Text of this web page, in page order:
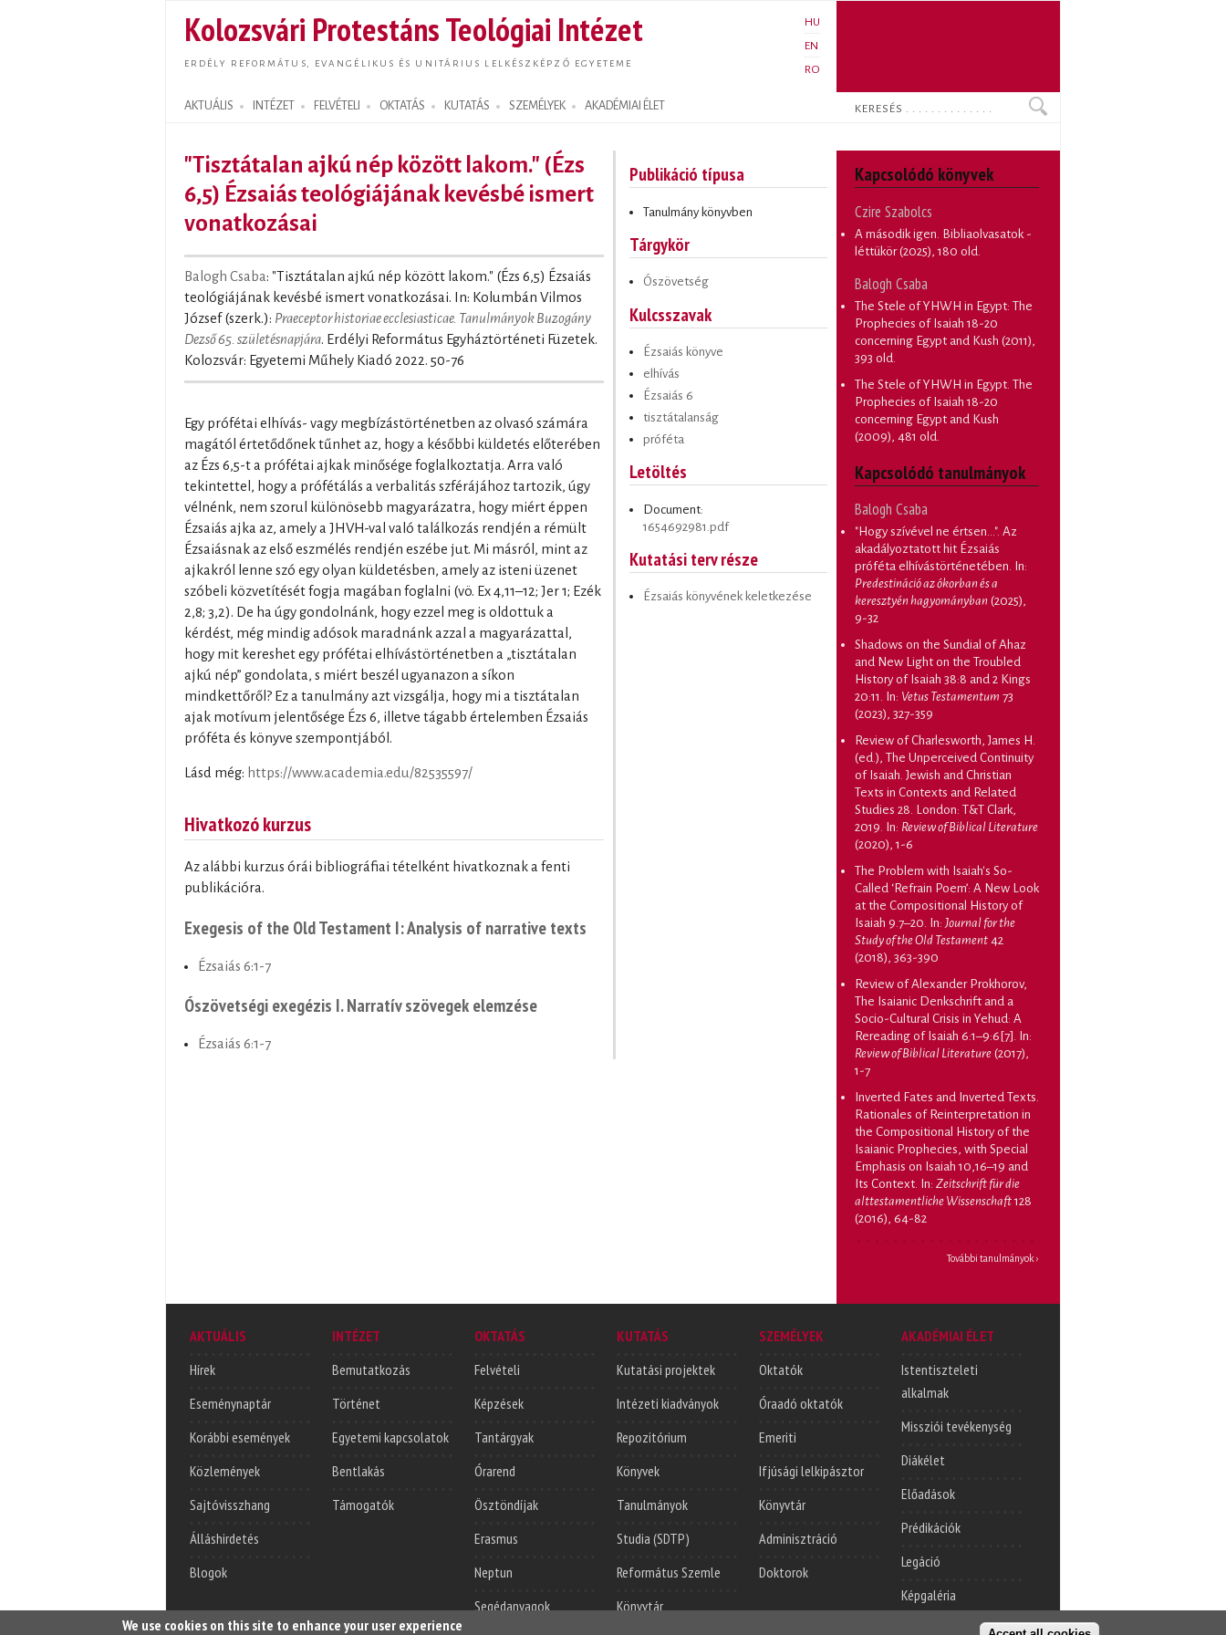
tartalomra
Kolozsvári Protestáns Teológiai Intézet
ERDÉLY REFORMÁTUS, EVANGÉLIKUS ÉS UNITÁRIUS LELKÉSZKÉPZŐ EGYETEME
HU
EN
RO
AKTUÁLIS INTÉZET FELVÉTELI OKTATÁS KUTATÁS SZEMÉLYEK AKADÉMIAI ÉLET
Search form
Keresés
"Tisztátalan ajkú nép között lakom." (Ézs
6,5) Ézsaiás teológiájának kevésbé ismert
vonatkozásai
Balogh Csaba: "Tisztátalan ajkú nép között lakom." (Ézs 6,5) Ézsaiás
teológiájának kevésbé ismert vonatkozásai. In: Kolumbán Vilmos
József (szerk.): Praeceptor historiae ecclesiasticae. Tanulmányok Buzogány
Dezső 65. születésnapjára. Erdélyi Református Egyháztörténeti Füzetek.
Kolozsvár: Egyetemi Műhely Kiadó 2022. 50-76
Egy prófétai elhívás- vagy megbízástörténetben az olvasó számára
magától értetődőnek tűnhet az, hogy a későbbi küldetés előterében
az Ézs 6,5-t a prófétai ajkak minősége foglalkoztatja. Arra való
tekintettel, hogy a prófétálás a verbalitás szférájához tartozik, úgy
vélnénk, nem szorul különösebb magyarázatra, hogy miért éppen
Ézsaiás ajka az, amely a JHVH-val való találkozás rendjén a rémült
Ézsaiásnak az első eszmélés rendjén eszébe jut. Mi másról, mint az
ajkakról lenne szó egy olyan küldetésben, amely az isteni üzenet
szóbeli közvetítését fogja magában foglalni (vö. Ex 4,11–12; Jer 1; Ezék
2,8; 3,2). De ha úgy gondolnánk, hogy ezzel meg is oldottuk a
kérdést, még mindig adósok maradnánk azzal a magyarázattal,
hogy mit kereshet egy prófétai elhívástörténetben a „tisztátalan
ajkú nép” gondolata, s miért beszél ugyanazon a síkon
mindkettőről? Ez a tanulmány azt vizsgálja, hogy mi a tisztátalan
ajak motívum jelentősége Ézs 6, illetve tágabb értelemben Ézsaiás
próféta és könyve szempontjából.
Lásd még: https://www.academia.edu/82535597/
Hivatkozó kurzus
Az alábbi kurzus órái bibliográfiai tételként hivatkoznak a fenti
publikációra.
Exegesis of the Old Testament I: Analysis of narrative texts
Ézsaiás 6:1-7
Ószövetségi exegézis I. Narratív szövegek elemzése
Ézsaiás 6:1-7
Publikáció típusa
Tanulmány könyvben
Tárgykör
Ószövetség
Kulcsszavak
Ézsaiás könyve
elhívás
Ézsaiás 6
tisztátalanság
próféta
Letöltés
Document:
1654692981.pdf
Kutatási terv része
Ézsaiás könyvének keletkezése
Kapcsolódó könyvek
Czire Szabolcs
A második igen. Bibliaolvasatok -
léttükör(2025), 180 old.
Balogh Csaba
The Stele of YHWH in Egypt: The
Prophecies of Isaiah 18-20
concerning Egypt and Kush (2011),
393 old.
The Stele of YHWH in Egypt. The
Prophecies of Isaiah 18-20
concerning Egypt and Kush
(2009), 481 old.
Kapcsolódó tanulmányok
Balogh Csaba
"Hogy szívével ne értsen...". Az
akadályoztatott hit Ézsaiás
próféta elhívástörténetében. In:
Predestináció az ókorban és a
keresztyén hagyományban (2025),
9-32
Shadows on the Sundial of Ahaz
and New Light on the Troubled
History of Isaiah 38:8 and 2 Kings
20:11 . In: Vetus Testamentum 73
(2023), 327-359
Review of Charlesworth, James H.
(ed.), The Unperceived Continuity
of Isaiah. Jewish and Christian
Texts in Contexts and Related
Studies 28. London: T&T Clark,
2019. In: Review of Biblical Literature
(2020), 1-6
The Problem with Isaiah's So-
Called ‘Refrain Poem’: A New Look
at the Compositional History of
Isaiah 9.7–20. In: Journal for the
Study of the Old Testament 42
(2018), 363-390
Review of Alexander Prokhorov,
The Isaianic Denkschrift and a
Socio-Cultural Crisis in Yehud: A
Rereading of Isaiah 6:1–9:6[7] . In:
Review of Biblical Literature (2017),
1-7
Inverted Fates and Inverted Texts.
Rationales of Reinterpretation in
the Compositional History of the
Isaianic Prophecies, with Special
Emphasis on Isaiah 10,16–19 and
Its Context. In: Zeitschrift für die
alttestamentliche Wissenschaft128
(2016), 64-82
További tanulmányok ›
AKTUÁLIS
Hírek
Eseménynaptár
Korábbi események
Közlemények
Sajtóvisszhang
Álláshirdetés
Blogok
INTÉZET
Bemutatkozás
Történet
Egyetemi kapcsolatok
Bentlakás
Támogatók
OKTATÁS
Felvételi
Képzések
Tantárgyak
Órarend
Ösztöndíjak
Erasmus
Neptun
Segédanyagok
KUTATÁS
Kutatási projektek
Intézeti kiadványok
Repozitórium
Könyvek
Tanulmányok
Studia (SDTP)
Református Szemle
Könyvtár
SZEMÉLYEK
Oktatók
Óraadó oktatók
Emeriti
Ifjúsági lelkipásztor
Könyvtár
Adminisztráció
Doktorok
AKADÉMIAI ÉLET
Istentiszteleti
alkalmak
Missziói tevékenység
Diákélet
Előadások
Prédikációk
Legáció
Képgaléria
We use cookies on this site to enhance your user experience